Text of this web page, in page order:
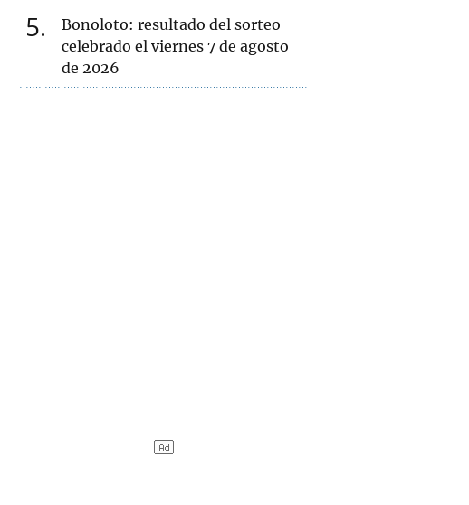
5
Bonoloto: resultado del sorteo
celebrado el viernes 7 de agosto
de 2026